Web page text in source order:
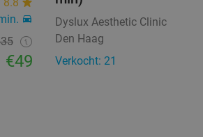
8.8
€49
Dyslux Aesthetic Clinic
Den Haag
Verkocht: 21